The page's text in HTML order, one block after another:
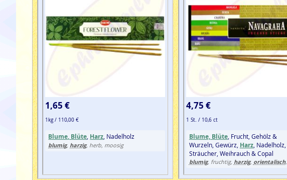
1,65 €
1kg / 110,00 €
Blume, Blüte Harz , Nadelholz
blumig, harzig, herb, moosig
4,75 €
1 St. / 10,6 ct
Blume, Blüte, Frucht, Gehölz &
Wurzeln, Gewürz, Harz, Nadelholz,
Sträucher, Weihrauch & Copal
blumig, fruchtig, harzig, orientalisch,